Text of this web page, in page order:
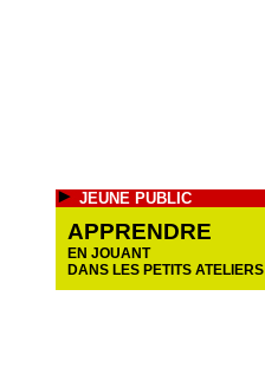
JEUNE PUBLIC
APPRENDRE
EN JOUANT
DANS LES PETITS ATELIERS